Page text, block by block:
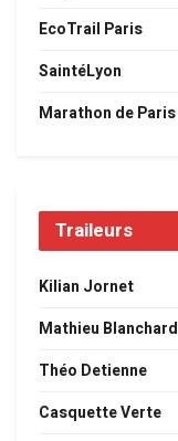
EcoTrail Paris
SaintéLyon
Marathon de Paris
Traileurs
Kilian Jornet
Mathieu Blanchard
Théo Detienne
Casquette Verte